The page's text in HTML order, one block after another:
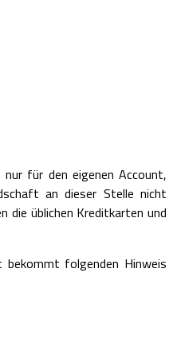
für den eigenen Account,
an dieser Stelle nicht
die üblichen Kreditkarten und
folgenden Hinweis